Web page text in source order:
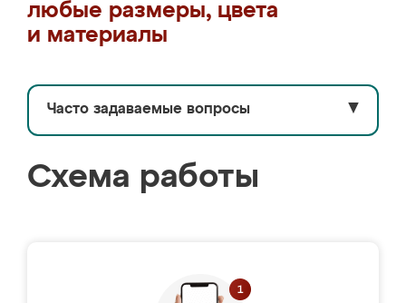
любые размеры, цвета
и материалы
Часто задаваемые вопросы ▼
Схема работы